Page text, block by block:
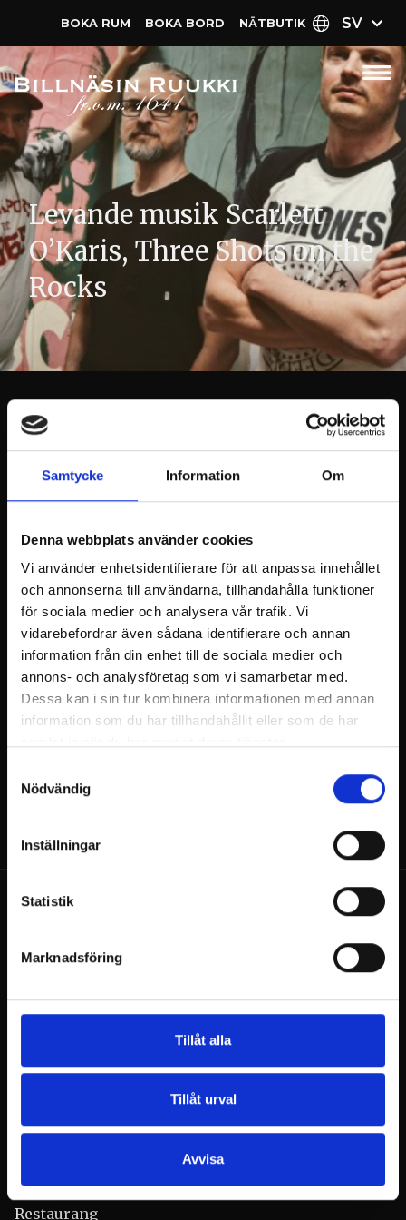
Samtycke Information Om
Denna webbplats använder cookies
Vi använder enhetsidentifierare för att anpassa innehållet
och annonserna till användarna, tillhandahålla funktioner
för sociala medier och analysera vår trafik. Vi
vidarebefordrar även sådana identifierare och annan
information från din enhet till de sociala medier och
annons- och analysföretag som vi samarbetar med.
Dessa kan i sin tur kombinera informationen med annan
information som du har tillhandahållit eller som de har
Nödvändig
Inställningar
Statistik
Marknadsföring
Tillåt alla
Tillåt urval
Avvisa
BOKA RUM BOKA BORD NÄT­BUTIK SV
Levande musik Scarlett
O’Karis, Three Shots on the
Rocks
Välkomna med och njuta av sommarkvällen på
Three Shots on the Rocks uppträder 29.8.2025
från klockan 19:00.
Three Shots on the Rocks, med medlemmar från
bl.a. The Hawkans, underhåller med rock-, och
popklassiker som alla kan sjunga med i. Det blir
Neil Young och Britney Spears, Poison och
Gyllene Tider, Ramones och Celine Dion. Allt som
behövs på en terrass, en varm sommarkväll!
Olli, Henkka, och Viktor är hemma från Pargas,
Ekenäs, och Karis, och har spelat tillsammans i
diverse uppsättningar i nästan 15 år. Denna gång
mer akustiskt än vanligt.
Billnäsin ruukki
Konferenser
myyntipalvelu@billnas.fi
Restaurang